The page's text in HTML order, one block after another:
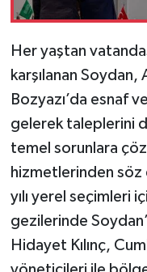
Her yaştan
karşılanan Soydan,
Bozyazı’da esnaf
gelerek taleplerini
temel sorunlara
hizmetlerinden
yılı yerel seçimleri
gezilerinde
Hidayet Kılınç,